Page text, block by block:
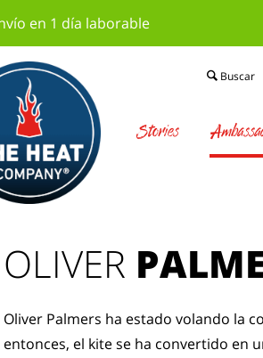
en 1 día laborable
Buscar
Stories
OLIVER
Oliver Palmers ha estado volando la
entonces, el kite se ha convertido en